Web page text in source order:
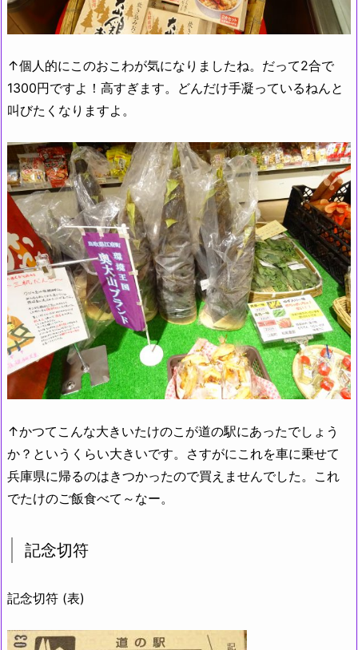
↑個人的にこのおこわが気になりましたね。だって2合で
1300円ですよ！高すぎます。どんだけ手凝っているねんと
叫びたくなりますよ。
↑かつてこんな大きいたけのこが道の駅にあったでしょう
か？というくらい大きいです。さすがにこれを車に乗せて
兵庫県に帰るのはきつかったので買えませんでした。これ
でたけのご飯食べて～なー。
記念切符
記念切符 (表)